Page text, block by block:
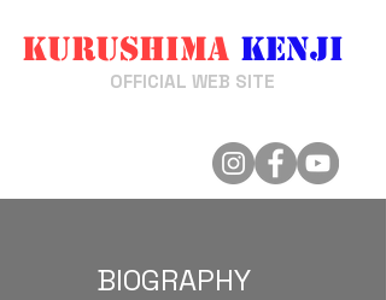
OFFICIAL WEB SITE
Kurushima Kenji
BIOGRAPHY